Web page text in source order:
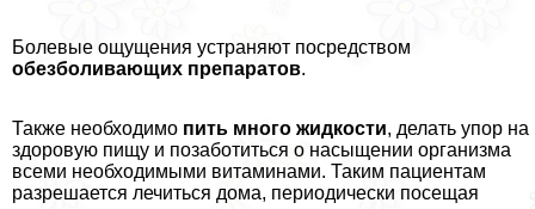
Болевые ощущения устраняют посредством
обезболивающих препаратов.
Также необходимо пить много жидкости, делать упор на
здоровую пищу и позаботиться о насыщении организма
всеми необходимыми витаминами. Таким пациентам
разрешается лечиться дома, периодически посещая